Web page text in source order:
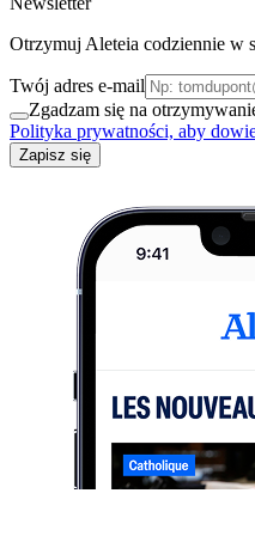
Otrzymuj Aleteia codziennie w
Twój adres e-mail
Zgadzam się na
Polityka prywatności, aby
Zapisz się